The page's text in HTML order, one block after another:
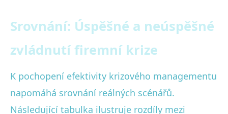
Srovnání: Úspěšné a neúspěšné
zvládnutí firemní krize
K pochopení efektivity krizového managementu
napomáhá srovnání reálných scénářů.
Následující tabulka ilustruje rozdíly mezi